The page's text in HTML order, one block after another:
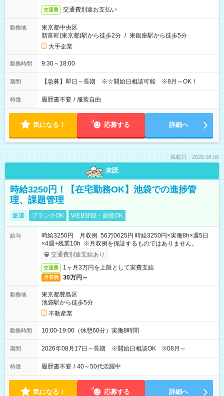
交通費 交通費別途お支払い
勤務地
東京都中央区
新富町(東京都)駅から徒歩2分 / 東銀座駅から徒歩5分
大手企業
勤務時間 9:30～18:00
期間 【急募】即日～長期 ※☆開始日相談可能 ※8月～OK！
特徴 履歴書不要 / 服装自由
気になる！ 応募する 詳細へ
掲載日：2026.08.06
未読
時給3250円！【在宅勤務OK】池袋での進捗管
理、課題管理
派遣 ブランクOK WEB登録・面接OK
給与
時給3250円 月収例 56万0625円 時給3250円×実働8h×週5日
×4週+残業10h ※月収例を保証するものではありません。
交通費別途支給あり
交通費 1ヶ月3万円を上限として実費支給
月収例 30万円～
勤務地
東京都豊島区
池袋駅から徒歩5分
不動産業
勤務時間 10:00-19:00（休憩60分）実働8時間
期間 2026年08月17日～長期 ※開始日相談OK ※08月～
特徴 履歴書不要 / 40～50代活躍中
気になる！ 応募する 詳細へ